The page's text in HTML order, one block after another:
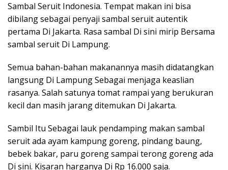
Sambal Seruit Indonesia. Tempat makan ini bisa
dibilang sebagai penyaji sambal seruit autentik
pertama Di Jakarta. Rasa sambal Di sini mirip Bersama
sambal seruit Di Lampung.
Semua bahan-bahan makanannya masih didatangkan
langsung Di Lampung Sebagai menjaga keaslian
rasanya. Salah satunya tomat rampai yang berukuran
kecil dan masih jarang ditemukan Di Jakarta.
Sambil Itu Sebagai lauk pendamping makan sambal
seruit ada ayam kampung goreng, pindang baung,
bebek bakar, paru goreng sampai terong goreng ada
Di sini. Kisaran harganya Di Rp 16.000 saja.